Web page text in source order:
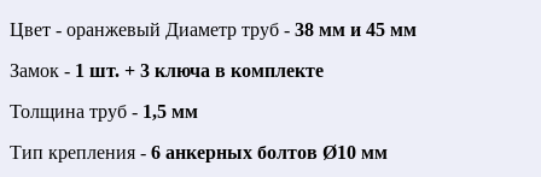
Цвет - оранжевый Диаметр труб - 38 мм и 45 мм
Замок - 1 шт. + 3 ключа в комплекте
Толщина труб - 1,5 мм
Тип крепления - 6 анкерных болтов Ø10 мм